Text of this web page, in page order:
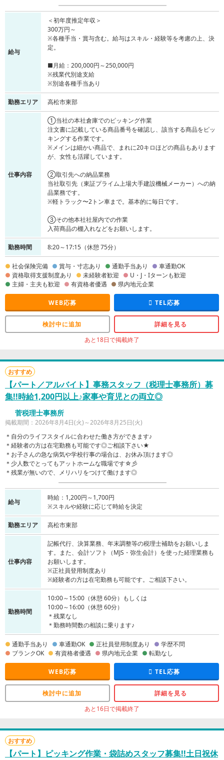
給与
＜初年度推定年収＞
300万円～
※各種手当・賞与含む。給与はスキル・経験等を考慮の上、決
定。
■月給：200,000円～250,000円
※残業代別途支給
※別途各種手当あり
勤務エリア 高松市東部
仕事内容
①当社の本社倉庫でのピッキング作業
注文書に記載している商品番号を確認し、該当する商品をピッ
キングする作業です。
※メインは細かい商品で、まれに20キロほどの商品もあります
が、女性も活躍しています。
②取引先への納品業務
当社取引先（東証プライム上場大手建設機械メーカー）への納
品業務です。
※軽トラック〜2トン車まで。基本的に毎日です。
③その他本社社屋内での作業
入荷商品の棚入れなどをお願いします。
勤務時間 8:20～17:15（休憩 75分）
社会保険完備 賞与・寸志あり 通勤手当あり
車通勤OK
資格取得支援制度あり
未経験者歓迎
U・J・Iターンも歓迎
主婦・主夫も歓迎
有資格者優遇 県内地元企業
WEB応募 TEL応募
検討中に追加
詳細を見る
あと18日で掲載終了
おすすめ
【パート／アルバイト】事務スタッフ（税理士事務所）募
集!!時給1,200円以上♪家事や育児との両立◎
菅税理士事務所
掲載期間：2026年8月4日(火)～2026年8月25日(火)
＊自分のライフスタイルに合わせた働き方ができます♪
＊経験者の方は在宅勤務も可能です◎ご相談下さい★
＊お子さんの急な病気や学校行事の場合は、お休み頂けます◎
＊少人数でとってもアットホームな職場です☆彡
＊残業が無いので、メリハリをつけて働けます◎
給与
時給：1,200円～1,700円
※スキルや経験に応じて時給を決定
勤務エリア 高松市東部
仕事内容
記帳代行、決算業務、年末調整等の税理士補助をお願いしま
す。また、会計ソフト（MJS・弥生会計）を使った経理業務も
お願いします。
※正社員登用制度あり
※経験者の方は在宅勤務も可能です。ご相談下さい。
勤務時間
10:00～15:00（休憩 60分）もしくは
10:00～16:00（休憩 60分）
＊残業なし
＊勤務時間数の相談に乗ります♪
通勤手当あり 車通勤OK 正社員登用制度あり
学歴不問
ブランクOK
有資格者優遇 県内地元企業 転勤なし
WEB応募 TEL応募
検討中に追加
詳細を見る
あと16日で掲載終了
おすすめ
【パート】ピッキング作業・袋詰めスタッフ募集!!土日祝休